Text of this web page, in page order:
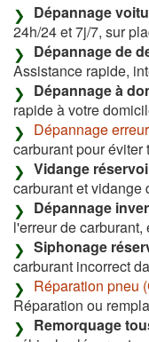
Dépannage
24h/24 et 7j/7, sur
Dépannage de
Assistance rapide,
Dépannage à
rapide à votre
Dépannage
carburant pour éviter
Vidange
carburant et vidange
Dépannage
l'erreur de
Siphonage
carburant incorrect
Réparation pneu
Réparation ou
Remorquage